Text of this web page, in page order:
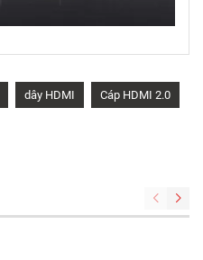
dây HDMI Cáp HDMI 2.0